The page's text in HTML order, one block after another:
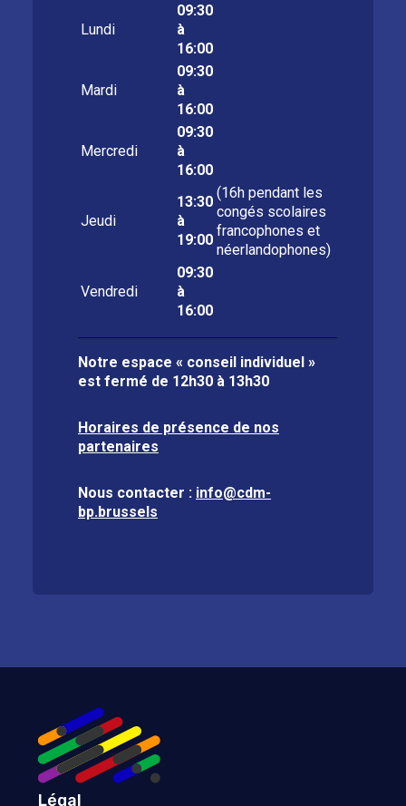
Lundi
09:30
à
16:00
Mardi
09:30
à
16:00
Mercredi
09:30
à
16:00
Jeudi
13:30
à
19:00
(16h pendant les
congés scolaires
francophones et
néerlandophones)
Vendredi
09:30
à
16:00
Notre espace « conseil individuel »
est fermé de 12h30 à 13h30
Horaires de présence de nos
partenaires
Nous contacter : info@cdm-
bp.brussels
Légal